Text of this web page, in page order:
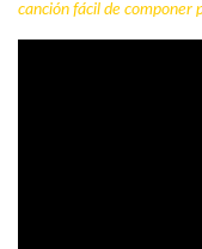
canción fácil de componer